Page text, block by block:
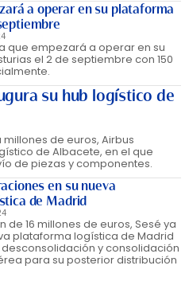
a operar en su plataforma
que empezará a operar en su
el 2 de septiembre con 150
su hub logístico de
de euros, Airbus
de Albacete, en el que
de piezas y componentes.
en su nueva
de Madrid
de 16 millones de euros, Sesé ya
plataforma logística de Madrid
y consolidación
para su posterior distribución